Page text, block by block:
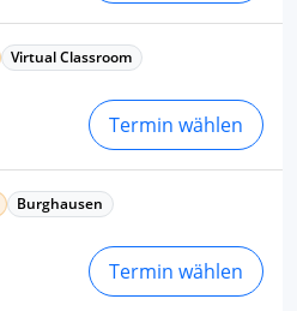
Virtual Classroom
Termin wählen
Burghausen
Termin wählen